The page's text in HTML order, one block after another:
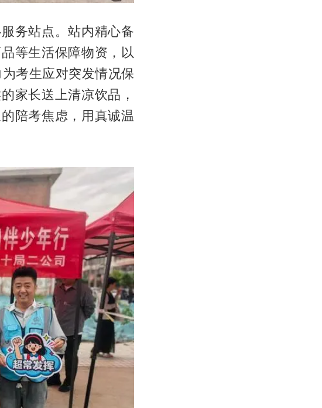
务站点。站内精心备
等生活保障物资，以
考生应对突发情况保
家长送上清凉饮品，
陪考焦虑，用真诚温